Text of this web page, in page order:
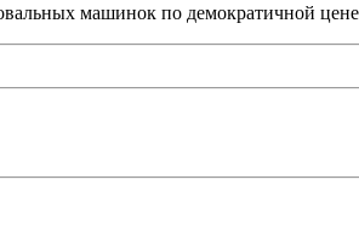
машинок по демократичной